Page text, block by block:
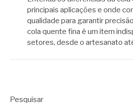
principais aplicações e onde
qualidade para garantir
cola quente fina é um item
setores, desde o artesanato
Pesquisar